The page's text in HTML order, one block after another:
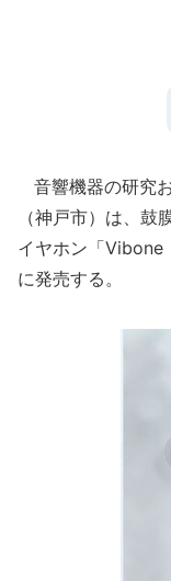
音響機器の研究
（神戸市）は、
イヤホン「Vibone
に発売する。